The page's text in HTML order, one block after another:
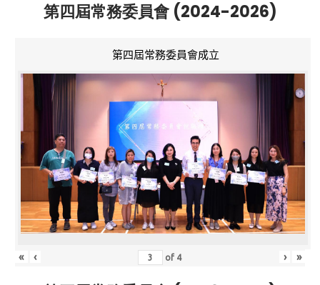
第四屆常務委員會 (2024-2026)
第四屆常務委員會成立
« ‹ of 4 › »